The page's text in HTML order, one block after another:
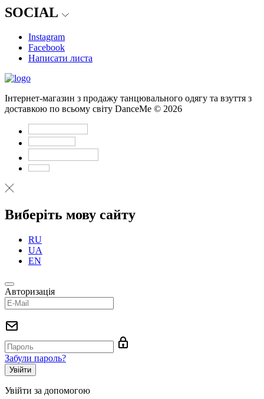
SOCIAL
Instagram
Facebook
Написати листа
Інтернет-магазин з продажу танцювального одягу та взуття з
доставкою по всьому світу DanceMe © 2026
Виберіть мову сайту
RU
UA
EN
Авторизація
Забули пароль?
Увійти за допомогою